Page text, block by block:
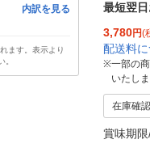
内訳を見る
ます。表示より
。
最短翌
3,780円(
配送料
※一部の
いたしま
在庫確
賞味期